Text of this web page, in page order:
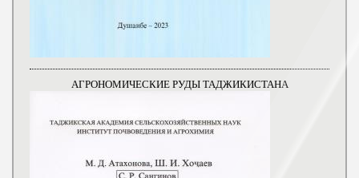
АГРОНОМИЧЕСКИЕ РУДЫ ТАДЖИКИСТАНА